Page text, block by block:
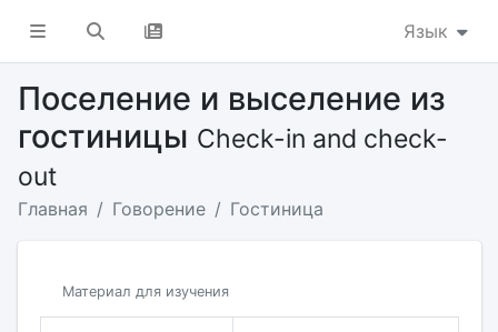
Язык
Поселение и выселение из
гостиницы Check-in and check-
out
Главная Говорение Гостиница
Материал для изучения